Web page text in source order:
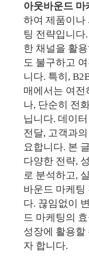
아웃바운드 마
하여 제품이나
팅 전략입니다
한 채널을 활
도 불구하고
니다. 특히,
매에서는 여전
나, 단순히 전
닙니다. 데이
전달, 고객과
요합니다. 본
다양한 전략,
로 분석하고,
바운드 마케팅
다. 끊임없이
드 마케팅의
성장에 활용할
자 합니다.